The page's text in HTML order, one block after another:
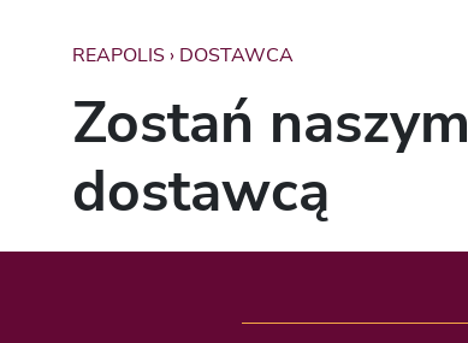
REAPOLIS › DOSTAWCA
Zostań naszym
dostawcą